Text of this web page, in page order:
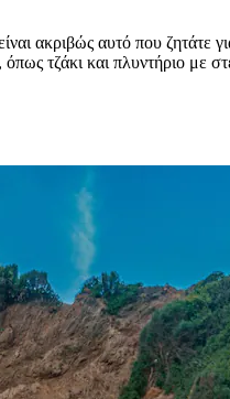
ακριβώς αυτό που ζητάτε
τζάκι και πλυντήριο με